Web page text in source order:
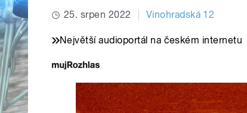
25. srpen 2022 Vinohradská 12
Největší audioportál na českém internetu